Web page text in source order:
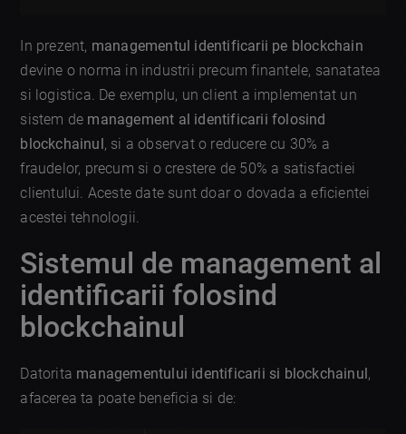
In prezent, managementul identificarii pe blockchain
devine o norma in industrii precum finantele, sanatatea
si logistica. De exemplu, un client a implementat un
sistem de management al identificarii folosind
blockchainul, si a observat o reducere cu 30% a
fraudelor, precum si o crestere de 50% a satisfactiei
clientului. Aceste date sunt doar o dovada a eficientei
acestei tehnologii.
Sistemul de management al
identificarii folosind
blockchainul
Datorita managementului identificarii si blockchainul,
afacerea ta poate beneficia si de: